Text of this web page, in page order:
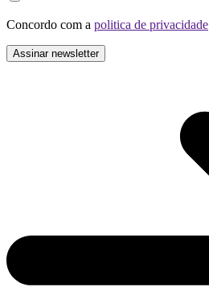
Concordo com a politica de privacidade